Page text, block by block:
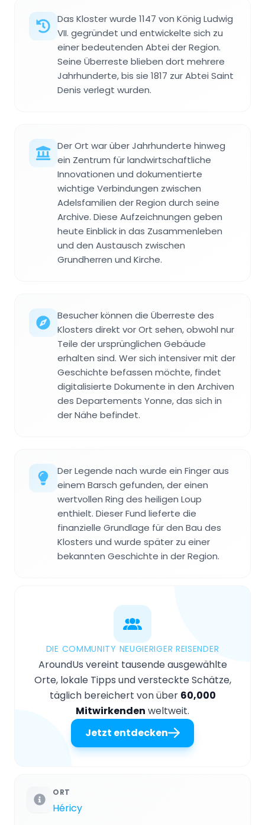
Das Kloster wurde 1147 von König Ludwig
VII. gegründet und entwickelte sich zu
einer bedeutenden Abtei der Region.
Seine Überreste blieben dort mehrere
Jahrhunderte, bis sie 1817 zur Abtei Saint
Denis verlegt wurden.
Der Ort war über Jahrhunderte hinweg
ein Zentrum für landwirtschaftliche
Innovationen und dokumentierte
wichtige Verbindungen zwischen
Adelsfamilien der Region durch seine
Archive. Diese Aufzeichnungen geben
heute Einblick in das Zusammenleben
und den Austausch zwischen
Grundherren und Kirche.
Besucher können die Überreste des
Klosters direkt vor Ort sehen, obwohl nur
Teile der ursprünglichen Gebäude
erhalten sind. Wer sich intensiver mit der
Geschichte befassen möchte, findet
digitalisierte Dokumente in den Archiven
des Departements Yonne, das sich in
der Nähe befindet.
Der Legende nach wurde ein Finger aus
einem Barsch gefunden, der einen
wertvollen Ring des heiligen Loup
enthielt. Dieser Fund lieferte die
finanzielle Grundlage für den Bau des
Klosters und wurde später zu einer
bekannten Geschichte in der Region.
DIE COMMUNITY NEUGIERIGER REISENDER
AroundUs vereint tausende ausgewählte
Orte, lokale Tipps und versteckte Schätze,
täglich bereichert von über 60,000
Mitwirkenden weltweit.
Jetzt entdecken
ORT
Héricy